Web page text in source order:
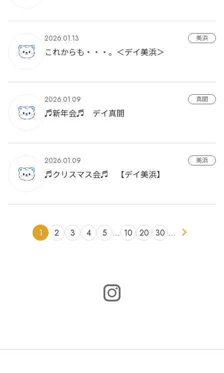
2026.01.13 美浜
これからも・・・。＜デイ美浜＞
2026.01.09 真間
♬新年会♬ デイ真間
2026.01.09 美浜
♬クリスマス会♬ 【デイ美浜】
1 2 3 4 5 … 10 20 30 …